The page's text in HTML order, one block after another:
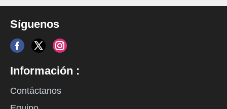
Síguenos
Información :
Contáctanos